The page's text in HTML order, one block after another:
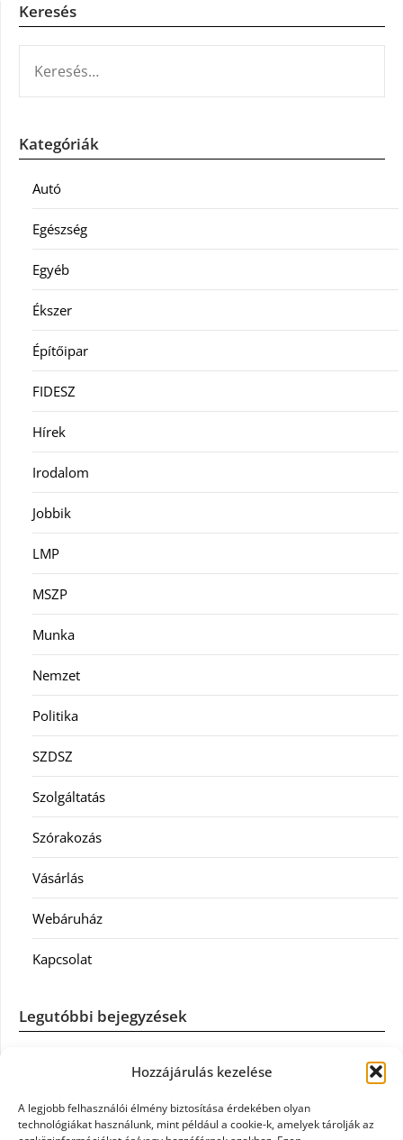
Hozzájárulás kezelése
A legjobb felhasználói élmény biztosítása érdekében olyan
technológiákat használunk, mint például a cookie-k, amelyek tárolják az
Keresés
Kategóriák
Autó
Egészség
Egyéb
Ékszer
Építőipar
FIDESZ
Hírek
Irodalom
Jobbik
LMP
MSZP
Munka
Nemzet
Politika
SZDSZ
Szolgáltatás
Szórakozás
Vásárlás
Webáruház
Kapcsolat
Legutóbbi bejegyzések
Casco szélvédőcsere: mikor éri meg a biztosítást igénybe
Könyvelés: mikor érdemes könyvelőt váltani?